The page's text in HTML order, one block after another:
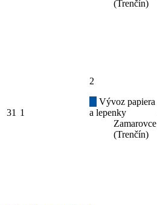
(Trenčín)
31 1
2
Vývoz papiera
a lepenky
Zamarovce
(Trenčín)